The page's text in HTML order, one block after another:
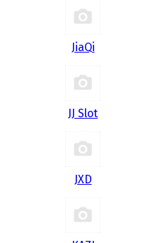
JiaQi
JJ Slot
JXD